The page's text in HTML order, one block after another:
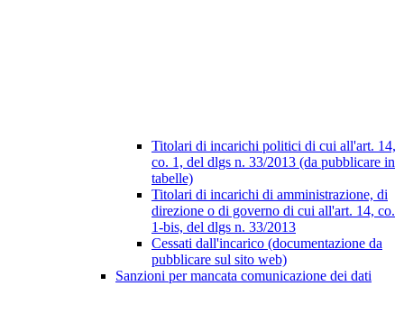
Titolari di incarichi politici di cui all'art. 14,
co. 1, del dlgs n. 33/2013 (da pubblicare in
tabelle)
Titolari di incarichi di amministrazione, di
direzione o di governo di cui all'art. 14, co.
1-bis, del dlgs n. 33/2013
Cessati dall'incarico (documentazione da
pubblicare sul sito web)
Sanzioni per mancata comunicazione dei dati